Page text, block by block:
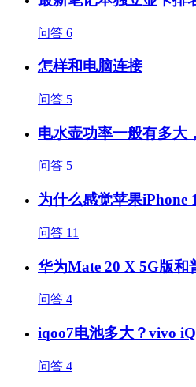
问答 6
怎样和电脑连接
问答 5
电水壶功率一般有多大
问答 5
为什么感觉苹果iPhone
问答 11
华为Mate 20 X 5G版和
问答 4
iqoo7电池多大？vivo
问答 4